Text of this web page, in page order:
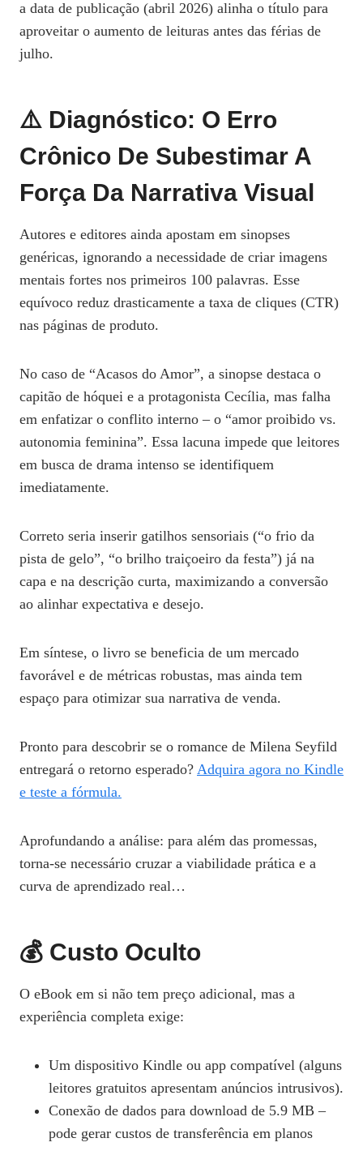
a data de publicação (abril 2026) alinha o título para
aproveitar o aumento de leituras antes das férias de
julho.
⚠️ Diagnóstico: O Erro
Crônico De Subestimar A
Força Da Narrativa Visual
Autores e editores ainda apostam em sinopses
genéricas, ignorando a necessidade de criar imagens
mentais fortes nos primeiros 100 palavras. Esse
equívoco reduz drasticamente a taxa de cliques (CTR)
nas páginas de produto.
No caso de “Acasos do Amor”, a sinopse destaca o
capitão de hóquei e a protagonista Cecília, mas falha
em enfatizar o conflito interno – o “amor proibido vs.
autonomia feminina”. Essa lacuna impede que leitores
em busca de drama intenso se identifiquem
imediatamente.
Correto seria inserir gatilhos sensoriais (“o frio da
pista de gelo”, “o brilho traiçoeiro da festa”) já na
capa e na descrição curta, maximizando a conversão
ao alinhar expectativa e desejo.
Em síntese, o livro se beneficia de um mercado
favorável e de métricas robustas, mas ainda tem
espaço para otimizar sua narrativa de venda.
Pronto para descobrir se o romance de Milena Seyfild
entregará o retorno esperado? Adquira agora no Kindle
e teste a fórmula.
Aprofundando a análise: para além das promessas,
torna-se necessário cruzar a viabilidade prática e a
curva de aprendizado real…
💰 Custo Oculto
O eBook em si não tem preço adicional, mas a
experiência completa exige:
Um dispositivo Kindle ou app compatível (alguns
leitores gratuitos apresentam anúncios intrusivos).
Conexão de dados para download de 5.9 MB –
pode gerar custos de transferência em planos